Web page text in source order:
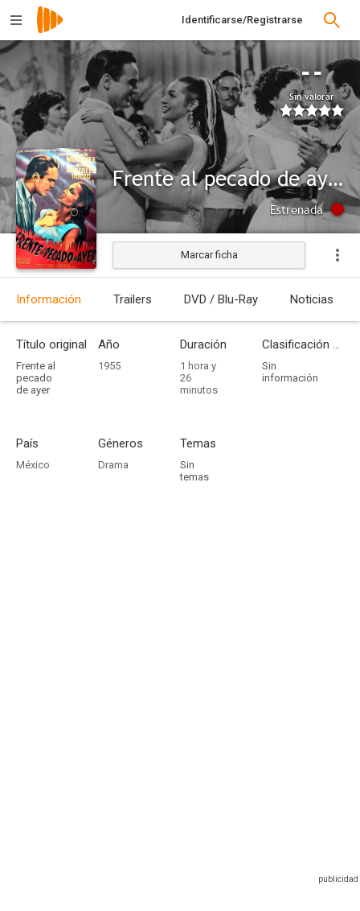
Identificarse/Registrarse
--
Sin valorar
Frente al pecado de ayer
Estrenada
Marcar ficha
Información Trailers DVD / Blu-Ray Noticias
Título original
Frente al
pecado
de ayer
Año
1955
Duración
1 hora y
26
minutos
Clasificación por edades
Sin
información
País
México
Géneros
Drama
Temas
Sin
temas